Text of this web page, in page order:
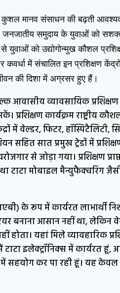
मानव संसाधन की बढ़ती
समुदाय के युवाओं को सशक्त
युवाओं को उद्योगोन्मुख कौशल
कवर्धा में संचालित इन
की दिशा में अग्रसर हुए हैं।
आवासीय व्यावसायिक
कार्यक्रम राष्ट्रीय
में वेल्डर, फिटर, हॉस्पिटैलिटी,
सात प्रमुख ट्रेडों में
से जोड़ा गया। प्रशिक्षण
टाटा मोबाइल मैन्युफैक्चरिंग
के रूप में कार्यरत लाभार्थी
बनाना आसान नहीं था, लेकिन
यहां मिले व्यावहारिक
इलेक्ट्रॉनिक्स में कार्यरत हूं,
सहयोग कर पा रही हूं। यह